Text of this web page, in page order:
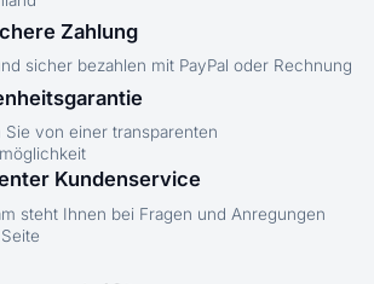
Zahlung
sicher bezahlen mit PayPal oder Rechnung
Sie von einer transparenten
Kundenservice
steht Ihnen bei Fragen und Anregungen